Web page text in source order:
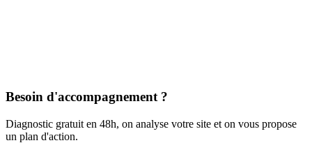
Besoin d'accompagnement ?
Diagnostic gratuit en 48h, on analyse votre site et on vous propose
un plan d'action.